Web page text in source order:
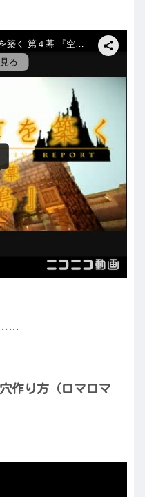
……
作り方（ロマロマ